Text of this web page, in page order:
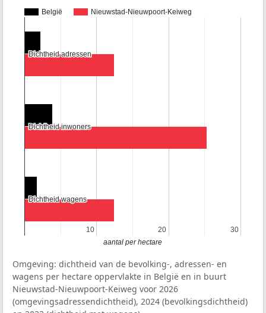
België Nieuwstad-Nieuwpoort-Keiweg
10
10 20
20 30
30
Dichtheid adressen
Dichtheid adressen
Dichtheid inwoners
Dichtheid inwoners
Dichtheid wagens
Dichtheid wagens
aantal per hectare
Omgeving: dichtheid van de bevolking-, adressen- en
wagens per hectare oppervlakte in België en in buurt
Nieuwstad-Nieuwpoort-Keiweg voor 2026
(omgevingsadressendichtheid), 2024 (bevolkingsdichtheid)